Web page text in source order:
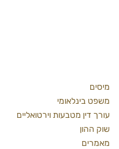
מיסים
משפט בינלאומי
עורך דין מטבעות וירטואליים
שוק ההון
מאמרים